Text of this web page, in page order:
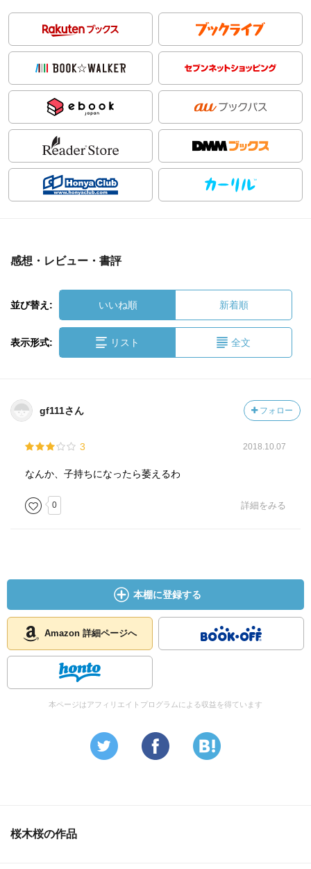
感想・レビュー・書評
並び替え: いいね順 新着順
表示形式: リスト 全文
gf111さん フォロー
3 2018.10.07
なんか、子持ちになったら萎えるわ
0 詳細をみる
本棚に登録する
Amazon 詳細ページへ
本ページはアフィリエイトプログラムによる収益を得ています
桜木桜の作品